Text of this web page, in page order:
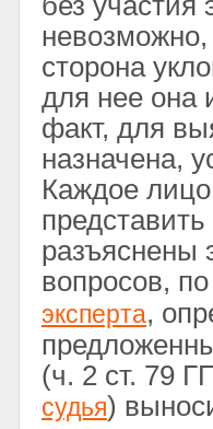
невозможно,
сторона
для нее она
факт, для
назначена,
Каждое
разъяснены
вопросов,
эксперта,
(ч. 2 ст. 79
судья)